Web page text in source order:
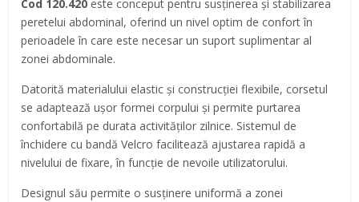
Cod 120.420 este conceput pentru susținerea și stabilizarea
peretelui abdominal, oferind un nivel optim de confort în
perioadele în care este necesar un suport suplimentar al
zonei abdominale.
Datorită materialului elastic și construcției flexibile, corsetul
se adaptează ușor formei corpului și permite purtarea
confortabilă pe durata activităților zilnice. Sistemul de
închidere cu bandă Velcro facilitează ajustarea rapidă a
nivelului de fixare, în funcție de nevoile utilizatorului.
Designul său permite o susținere uniformă a zonei